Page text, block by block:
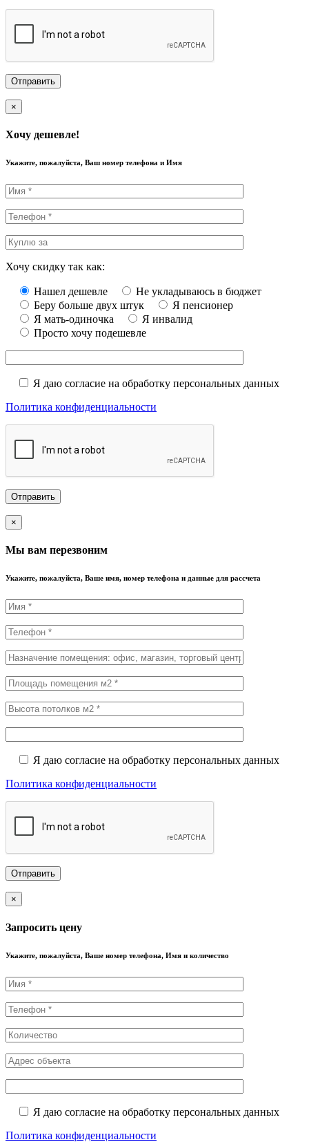
×
Хочу дешевле!
Укажите, пожалуйста, Ваш номер телефона и Имя
Хочу скидку так как:
Нашел дешевле
Не укладываюсь в бюджет
Беру больше двух штук
Я пенсионер
Я мать-одиночка
Я инвалид
Просто хочу подешевле
Я даю согласие на обработку персональных данных
Политика конфиденциальности
×
Мы вам перезвоним
Укажите, пожалуйста, Ваше имя, номер телефона и данные для рассчета
Я даю согласие на обработку персональных данных
Политика конфиденциальности
×
Запросить цену
Укажите, пожалуйста, Ваше номер телефона, Имя и количество
Я даю согласие на обработку персональных данных
Политика конфиденциальности